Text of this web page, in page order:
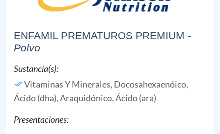
ENFAMIL PREMATUROS PREMIUM -
Polvo
Sustancia(s):
Vitaminas Y Minerales, Docosahexaenóico,
Ácido (dha),Araquidónico, Ácido (ara)
Presentaciones: